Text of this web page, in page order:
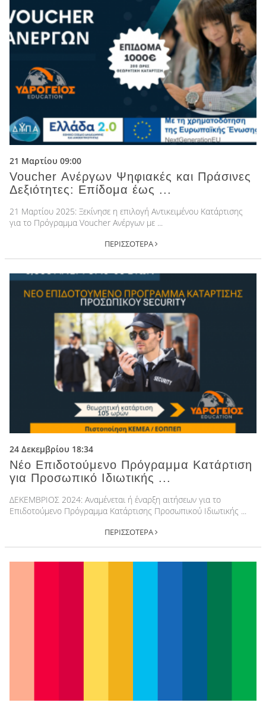
21 Μαρτίου 09:00
Voucher Ανέργων Ψηφιακές και Πράσινες
Δεξιότητες: Επίδομα έως ...
21 Μαρτίου 2025: Ξεκίνησε η επιλογή Αντικειμένου Κατάρτισης
για το Πρόγραμμα Voucher Ανέργων με ...
ΠΕΡΙΣΣΟΤΕΡΑ
24 Δεκεμβρίου 18:34
Νέο Επιδοτούμενο Πρόγραμμα Κατάρτιση
για Προσωπικό Ιδιωτικής ...
ΔΕΚΕΜΒΡΙΟΣ 2024: Αναμένεται ή έναρξη αιτήσεων για το
Επιδοτούμενο Πρόγραμμα Κατάρτισης Προσωπικού Ιδιωτικής ...
ΠΕΡΙΣΣΟΤΕΡΑ